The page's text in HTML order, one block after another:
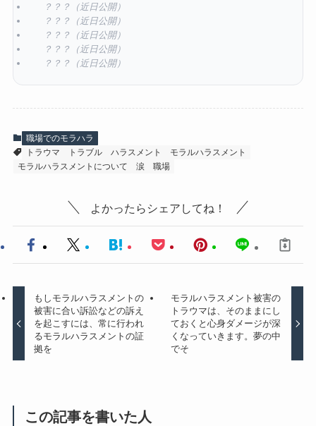
？？？（近日公開）
？？？（近日公開）
？？？（近日公開）
？？？（近日公開）
？？？（近日公開）
職場でのモラハラ
トラウマ
トラブル ハラスメント
モラルハラスメント
モラルハラスメントについて
涙 職場
よかったらシェアしてね！
もしモラルハラスメントの
被害に合い訴訟などの訴え
を起こすには、常に行われ
るモラルハラスメントの証
拠を
モラルハラスメント被害の
トラウマは、そのままにし
ておくと心身ダメージが深
くなっていきます。夢の中
でそ
この記事を書いた人